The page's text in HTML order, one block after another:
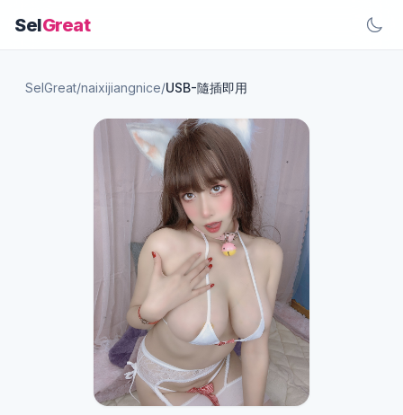
SelGreat
SelGreat/naixijiangnice/USB-隨插即用